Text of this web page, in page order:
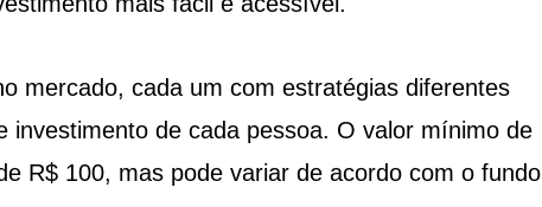
mercado, cada um com estratégias diferentes
investimento de cada pessoa. O valor mínimo de
R$ 100, mas pode variar de acordo com o fundo